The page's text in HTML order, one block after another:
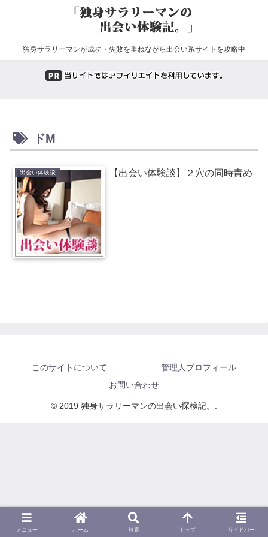
独身サラリーマンが成功・失敗を重ねながら出会い系サイトを攻略中
ドM
出会い体験談 【出会い体験談】２穴の同時責め
このサイトについて
管理人プロフィール
お問い合わせ
© 2019 独身サラリーマンの出会い探検記。.
メニュー ホーム 検索 トップ サイドバー